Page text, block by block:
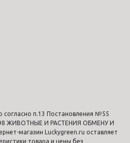
п.13 Постановления №55
ЖИВОТНЫЕ И РАСТЕНИЯ ОБМЕНУ И
магазин Luckygreen.ru оставляет
товара и цены без